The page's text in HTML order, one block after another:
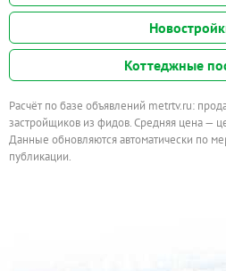
Коттеджные
Расчёт по базе объявлений metrtv.ru:
застройщиков из фидов. Средняя цена —
Данные обновляются автоматически по
публикации.